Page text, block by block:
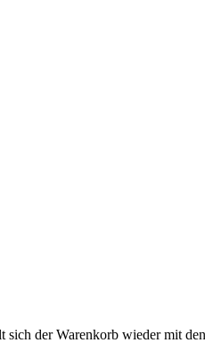
der Warenkorb wieder mit